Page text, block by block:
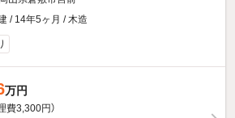
/ 14年5ヶ月 / 木造
万円
費3,300円）